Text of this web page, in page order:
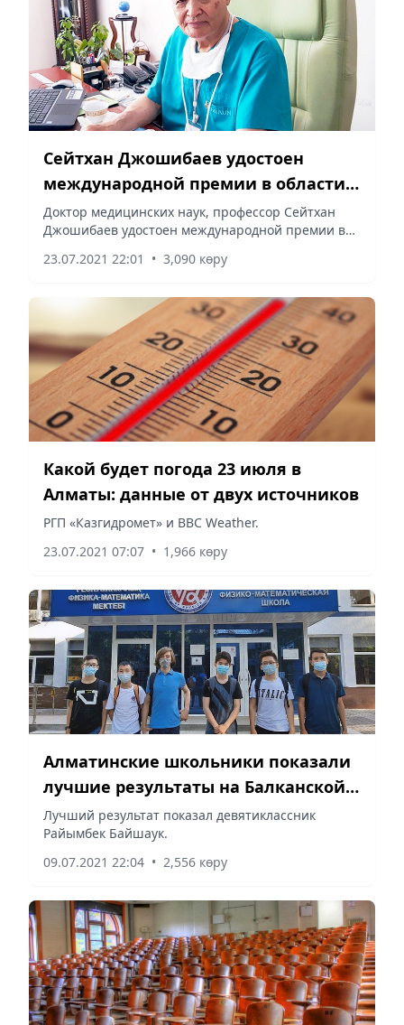
Сейтхан Джошибаев удостоен
международной премии в области
научных исследований The Name in
Science
Доктор медицинских наук, профессор Сейтхан
Джошибаев удостоен международной премии в
Science.
23.07.2021 22:01 • 3,090 көру
Какой будет погода 23 июля в
Алматы: данные от двух источников
РГП «Казгидромет» и BBC Weather.
23.07.2021 07:07 • 1,966 көру
Алматинские школьники показали
лучшие результаты на Балканской
олимпиаде по математике
Лучший результат показал девятиклассник
Райымбек Байшаук.
09.07.2021 22:04 • 2,556 көру